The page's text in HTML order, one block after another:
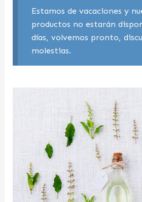
Estamos de vacaciones y
productos no estarán
días, volvemos pronto,
molestias.